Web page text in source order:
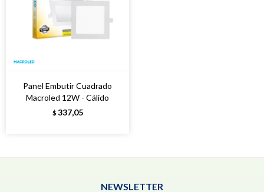
Panel Embutir Cuadrado
Macroled 12W - Cálido
$ 337,05
NEWSLETTER